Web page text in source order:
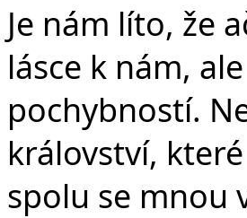
Je nám líto, že
lásce k nám,
pochybností.
království,
spolu se mnou